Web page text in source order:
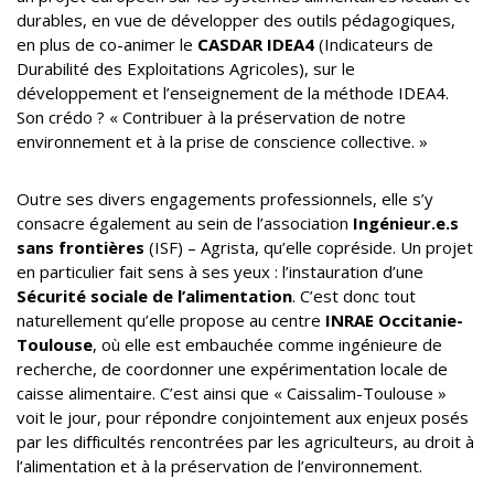
durables, en vue de développer des outils pédagogiques,
en plus de co-animer le CASDAR IDEA4 (Indicateurs de
Durabilité des Exploitations Agricoles), sur le
développement et l’enseignement de la méthode IDEA4.
Son crédo ? « Contribuer à la préservation de notre
environnement et à la prise de conscience collective. »
Outre ses divers engagements professionnels, elle s’y
consacre également au sein de l’association Ingénieur.e.s
sans frontières (ISF) – Agrista, qu’elle copréside. Un projet
en particulier fait sens à ses yeux : l’instauration d’une
Sécurité sociale de l’alimentation. C’est donc tout
naturellement qu’elle propose au centre INRAE Occitanie-
Toulouse, où elle est embauchée comme ingénieure de
recherche, de coordonner une expérimentation locale de
caisse alimentaire. C’est ainsi que « Caissalim-Toulouse »
voit le jour, pour répondre conjointement aux enjeux posés
par les difficultés rencontrées par les agriculteurs, au droit à
l’alimentation et à la préservation de l’environnement.